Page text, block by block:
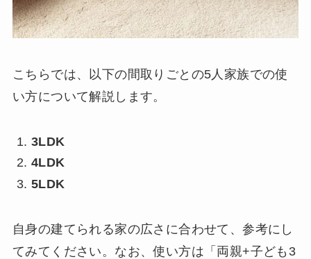
こちらでは、以下の間取りごとの5人家族での使
い方について解説します。
3LDK
4LDK
5LDK
自身の建てられる家の広さに合わせて、参考にし
てみてください。なお、使い方は「両親+子ども3